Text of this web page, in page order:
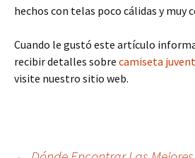
hechos con telas poco cálidas y muy
Cuando le gustó este artículo
recibir detalles sobre camiseta
visite nuestro sitio web.